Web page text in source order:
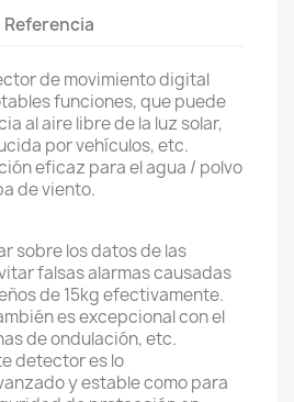
Referencia
de movimiento digital
funciones, que puede
al aire libre de la luz solar,
por vehículos, etc.
eficaz para el agua / polvo
de viento.
sobre los datos de las
falsas alarmas causadas
de 15kg efectivamente.
es excepcional con el
de ondulación, etc.
detector es lo
y estable como para